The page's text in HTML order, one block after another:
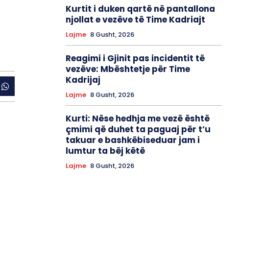
Kurtit i duken qartë në pantallona
njollat e vezëve të Time Kadriajt
Lajme 8 Gusht, 2026
Reagimi i Gjinit pas incidentit të
vezëve: Mbështetje për Time
Kadrijaj
Lajme 8 Gusht, 2026
Kurti: Nëse hedhja me vezë është
çmimi që duhet ta paguaj për t’u
takuar e bashkëbiseduar jam i
lumtur ta bëj këtë
Lajme 8 Gusht, 2026